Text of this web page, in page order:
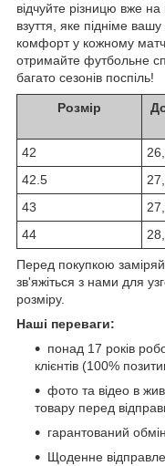
відчуйте різницю вже
взуття, яке підніме
комфорт у кожному
отримайте футбольне
багато сезонів поспіль!
Розмір
42
42.5
43
44
Перед покупкою
зв'яжіться з нами для
розміру.
Наші переваги:
понад 17 років
клієнтів (100%
фото та відео в
товару перед
гарантований
Щоденне